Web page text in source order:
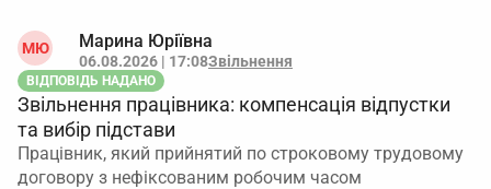
МЮ Марина Юріївна
06.08.2026 | 17:08Звільнення
ВІДПОВІДЬ НАДАНО
Звільнення працівника: компенсація відпустки
та вибір підстави
Працівник, який прийнятий по строковому трудовому
договору з нефіксованим робочим часом